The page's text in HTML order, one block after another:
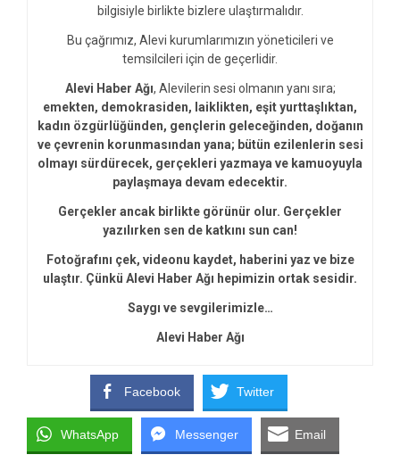
bilgisiyle birlikte bizlere ulaştırmalıdır.
Bu çağrımız, Alevi kurumlarımızın yöneticileri ve
temsilcileri için de geçerlidir.
Alevi Haber Ağı, Alevilerin sesi olmanın yanı sıra;
emekten, demokrasiden, laiklikten, eşit yurttaşlıktan,
kadın özgürlüğünden, gençlerin geleceğinden, doğanın
ve çevrenin korunmasından yana; bütün ezilenlerin sesi
olmayı sürdürecek, gerçekleri yazmaya ve kamuoyuyla
paylaşmaya devam edecektir.
Gerçekler ancak birlikte görünür olur. Gerçekler
yazılırken sen de katkını sun can!
Fotoğrafını çek, videonu kaydet, haberini yaz ve bize
ulaştır. Çünkü Alevi Haber Ağı hepimizin ortak sesidir.
Saygı ve sevgilerimizle…
Alevi Haber Ağı
Facebook Twitter
WhatsApp Messenger Email